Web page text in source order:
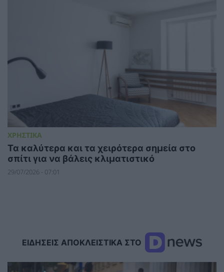
ΧΡΗΣΤΙΚΑ
Τα καλύτερα και τα χειρότερα σημεία στο
σπίτι για να βάλεις κλιματιστικό
29/07/2026 - 07:01
ΕΙΔΗΣΕΙΣ ΑΠΟΚΛΕΙΣΤΙΚΑ ΣΤΟ